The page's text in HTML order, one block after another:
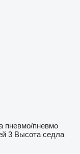
пневмо/пневмо
3 Высота седла